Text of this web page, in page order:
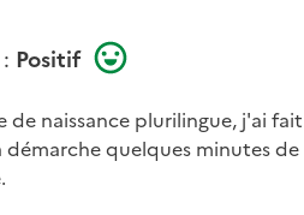
Positif
naissance plurilingue, j'ai
quelques minutes de